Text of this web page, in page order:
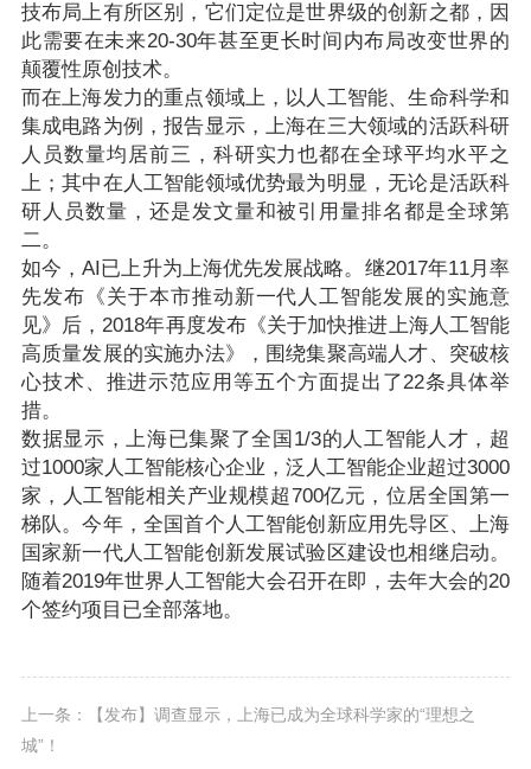
技布局上有所区别，它们定位是世界级的创新之都，因
此需要在未来20-30年甚至更长时间内布局改变世界的
颠覆性原创技术。
而在上海发力的重点领域上，以人工智能、生命科学和
集成电路为例，报告显示，上海在三大领域的活跃科研
人员数量均居前三，科研实力也都在全球平均水平之
上；其中在人工智能领域优势最为明显，无论是活跃科
研人员数量，还是发文量和被引用量排名都是全球第
二。
如今，AI已上升为上海优先发展战略。继2017年11月率
先发布《关于本市推动新一代人工智能发展的实施意
见》后，2018年再度发布《关于加快推进上海人工智能
高质量发展的实施办法》，围绕集聚高端人才、突破核
心技术、推进示范应用等五个方面提出了22条具体举
措。
数据显示，上海已集聚了全国1/3的人工智能人才，超
过1000家人工智能核心企业，泛人工智能企业超过3000
家，人工智能相关产业规模超700亿元，位居全国第一
梯队。今年，全国首个人工智能创新应用先导区、上海
国家新一代人工智能创新发展试验区建设也相继启动。
随着2019年世界人工智能大会召开在即，去年大会的20
个签约项目已全部落地。
上一条：【发布】调查显示，上海已成为全球科学家的“理想之
城”！